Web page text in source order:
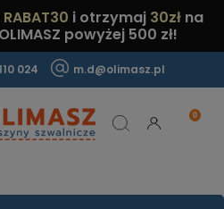
RABAT30 i otrzymaj 30złna
powyżej 500 zł!
024 m.d@olimasz.pl